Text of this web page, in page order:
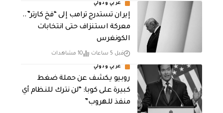
عربي ودولي
إيران تستدرج ترامب إلى “فخ كارتر”..
معركة استنزاف حتى انتخابات
الكونغرس
قبل 5 ساعات 10 مشاهدات
عربي ودولي
روبيو يكشف عن حملة ضغط
كبيرة على كوبا: “لن نترك للنظام أي
منفذ للهروب”